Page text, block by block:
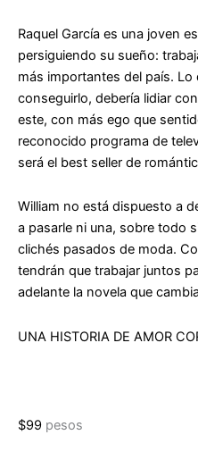
Raquel García es una joven
persiguiendo su sueño:
más importantes del país. Lo
conseguirlo, debería lidiar
este, con más ego que
reconocido programa de
será el best seller de
William no está dispuesto a
a pasarle ni una, sobre todo
clichés pasados de moda.
tendrán que trabajar juntos
adelante la novela que
UNA HISTORIA DE AMOR
$99 pesos